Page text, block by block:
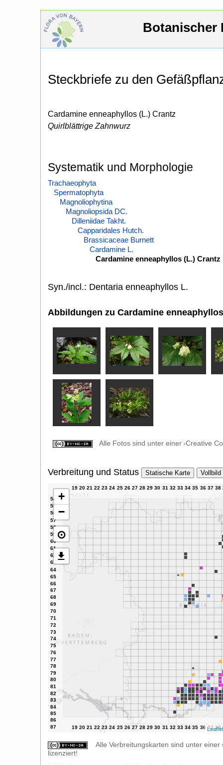
Botanischer
Steckbriefe zu den
Cardamine enneaphyllos (L.) Crantz
Quirlblättrige Zahnwurz
Systematik und Morphologie
Trachaeophyta
Spermatophyta
Magnoliophytina
Magnoliopsida DC.
Dilleniidae Takht.
Capparidales Hutch.
Brassicaceae Burnett
Cardamine L.
Cardamine enneaphyllos (L.) Crantz
Syn./incl.: Dentaria enneaphyllos L.
Abbildungen zu Cardamine
Alle Fotos sind unter einer Creative
Verbreitung und Status Statische Karte Vollbild
+
−
⊙
Leaflet
Alle Verbreitungskarten sind unter einer
lizenziert!